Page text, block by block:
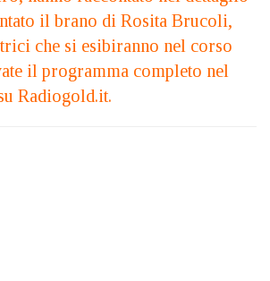
il brano di Rosita Brucoli,
che si esibiranno nel corso
il programma completo nel
Radiogold.it.